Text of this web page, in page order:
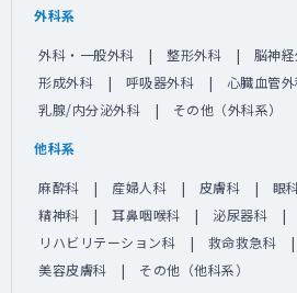
外科系
外科・一般外科 整形外科 脳神
形成外科
呼吸器外科
心臓血管
乳腺/内分泌外科
その他（外科系）
他科系
麻酔科 産婦人科 皮膚科 眼
精神科
耳鼻咽喉科 泌尿器科
リハビリテーション科
救命救急科
美容皮膚科
その他（他科系）